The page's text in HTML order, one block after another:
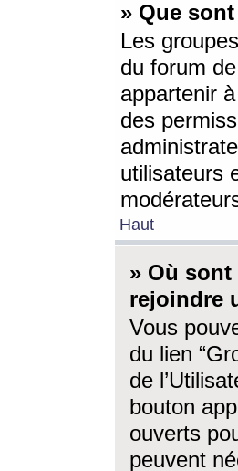
» Que
Les
du forum
appartenir
des
utilisateurs
Haut
» Où
rejoindre
Vous
du lien
de
bouton
ouverts
peuvent